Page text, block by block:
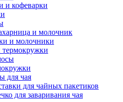
и кофеварки
и молочник
и молочники
для чая
для чайных пакетиков
для заваривания чая